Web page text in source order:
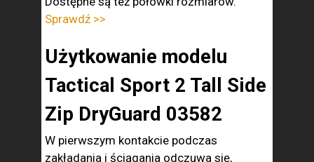
Sprawdź >>
Użytkowanie modelu
Tactical Sport 2 Tall Side
Zip DryGuard 03582
W pierwszym kontakcie podczas
zakładania i ściągania odczuwa się,